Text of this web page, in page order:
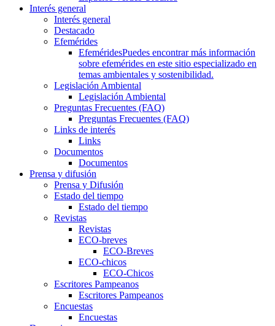
Interés general
Interés general
Destacado
Efemérides
EfeméridesPuedes encontrar más información
sobre efemérides en este sitio especializado en
temas ambientales y sostenibilidad.
Legislación Ambiental
Legislación Ambiental
Preguntas Frecuentes (FAQ)
Preguntas Frecuentes (FAQ)
Links de interés
Links
Documentos
Documentos
Prensa y difusión
Prensa y Difusión
Estado del tiempo
Estado del tiempo
Revistas
Revistas
ECO-breves
ECO-Breves
ECO-chicos
ECO-Chicos
Escritores Pampeanos
Escritores Pampeanos
Encuestas
Encuestas